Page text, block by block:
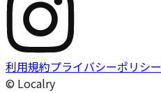
利用規約プライバシーポリシー
© Localry